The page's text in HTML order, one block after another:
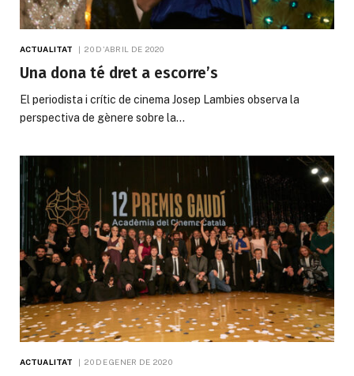
ACTUALITAT 20 D'ABRIL DE 2020
Una dona té dret a escorre’s
El periodista i crític de cinema Josep Lambies observa la
perspectiva de gènere sobre la…
ACTUALITAT 20 DE GENER DE 2020